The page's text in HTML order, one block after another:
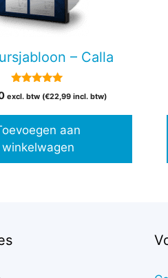
– Calla
5.00
van 5
excl. btw (€22,99incl. btw)
aan
winkelwagen